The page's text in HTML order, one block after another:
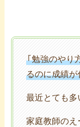
｢勉強のやり
るのに成績
最近とても多
家庭教師のえ